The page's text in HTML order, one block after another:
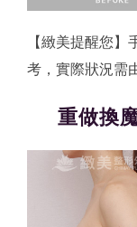
【緻美提醒您
考，實際狀況需
重做換